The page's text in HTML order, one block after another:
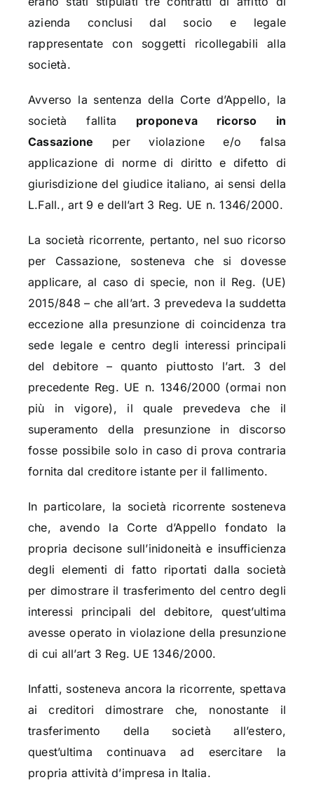
azienda conclusi dal socio e legale
rappresentate con soggetti ricollegabili alla
società.
Avverso la sentenza della Corte d’Appello, la
società fallita proponeva ricorso in
Cassazione per violazione e/o falsa
applicazione di norme di diritto e difetto di
giurisdizione del giudice italiano, ai sensi della
L.Fall., art 9 e dell’art 3 Reg. UE n. 1346/2000.
La società ricorrente, pertanto, nel suo ricorso
per Cassazione, sosteneva che si dovesse
applicare, al caso di specie, non il Reg. (UE)
2015/848 – che all’art. 3 prevedeva la suddetta
eccezione alla presunzione di coincidenza tra
sede legale e centro degli interessi principali
del debitore – quanto piuttosto l’art. 3 del
precedente Reg. UE n. 1346/2000 (ormai non
più in vigore), il quale prevedeva che il
superamento della presunzione in discorso
fosse possibile solo in caso di prova contraria
fornita dal creditore istante per il fallimento.
In particolare, la società ricorrente sosteneva
che, avendo la Corte d’Appello fondato la
propria decisone sull’inidoneità e insufficienza
degli elementi di fatto riportati dalla società
per dimostrare il trasferimento del centro degli
interessi principali del debitore, quest’ultima
avesse operato in violazione della presunzione
di cui all’art 3 Reg. UE 1346/2000.
Infatti, sosteneva ancora la ricorrente, spettava
ai creditori dimostrare che, nonostante il
trasferimento della società all’estero,
quest’ultima continuava ad esercitare la
propria attività d’impresa in Italia.